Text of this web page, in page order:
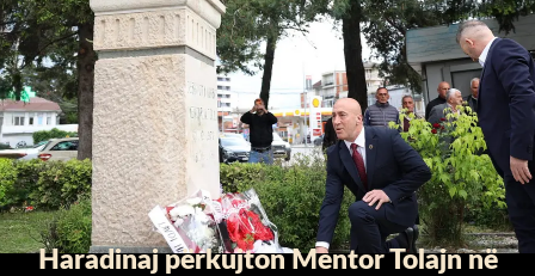
Haradinaj përkujton Mentor Tolajn në